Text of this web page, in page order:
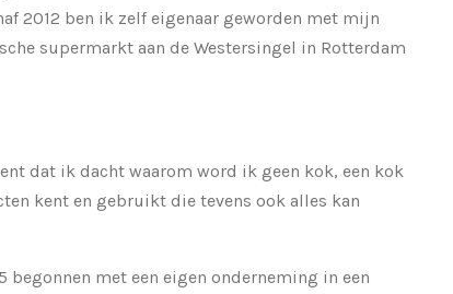
2012 ben ik zelf eigenaar geworden met mijn
supermarkt aan de Westersingel in Rotterdam
dat ik dacht waarom word ik geen kok, een kok
kent en gebruikt die tevens ook alles kan
begonnen met een eigen onderneming in een